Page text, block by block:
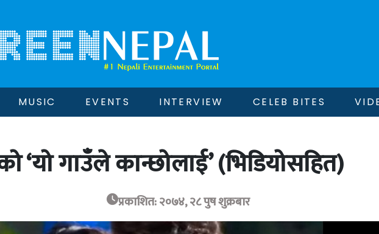
MUSIC EVENTS INTERVIEW CELEB BITES
‘यो गाउँले कान्छोलाई’ (भिडियोसहित)
प्रकाशित: २०७४, २८ पुष शुक्रबार